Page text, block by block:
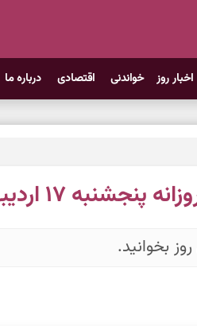
اخبار روز خواندنی اقتصادی درباره ما
۱۷ اردیبهشت ماه
بخوانید.